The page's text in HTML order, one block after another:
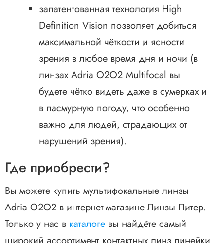
запатентованная технология High
Definition Vision позволяет добиться
максимальной чёткости и ясности
зрения в любое время дня и ночи (в
линзах Adria O2O2 Multifocal вы
будете чётко видеть даже в сумерках и
в пасмурную погоду, что особенно
важно для людей, страдающих от
нарушений зрения).
Где приобрести?
Вы можете купить мультифокальные линзы
Adria O2O2 в интернет-магазине Линзы Питер.
Только у нас в каталоге вы найдёте самый